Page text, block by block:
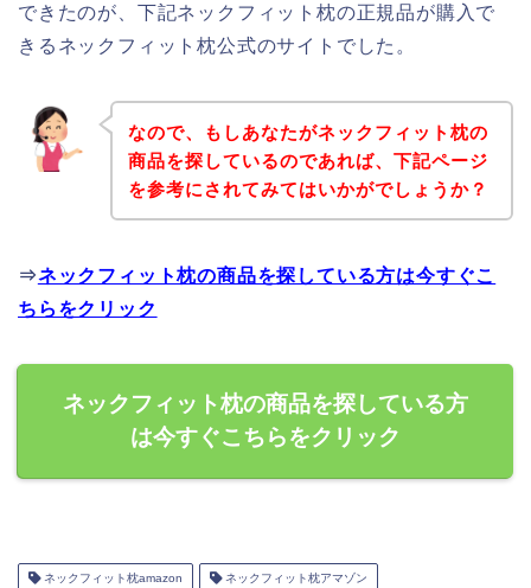
できたのが、下記ネックフィット枕の正規品が購入で
きるネックフィット枕公式のサイトでした。
なので、もしあなたがネックフィット枕の
商品を探しているのであれば、下記ページ
を参考にされてみてはいかがでしょうか？
⇒ネックフィット枕の商品を探している方は今すぐこ
ちらをクリック
ネックフィット枕の商品を探している方
は今すぐこちらをクリック
ネックフィット枕amazon ネックフィット枕アマゾン